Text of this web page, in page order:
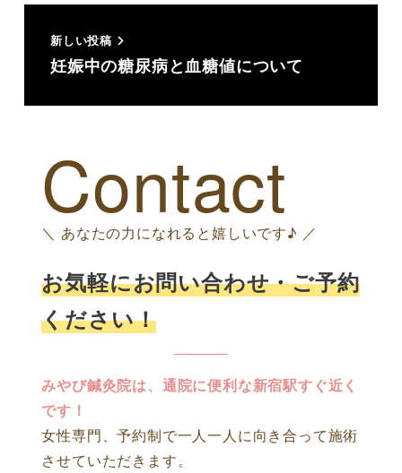
新しい投稿
妊娠中の糖尿病と血糖値について
Contact
＼ あなたの力になれると嬉しいです♪ ／
お気軽にお問い合わせ・ご予約
ください！
みやび鍼灸院は、通院に便利な新宿駅すぐ近く
です！
女性専門、予約制で一人一人に向き合って施術
させていただきます。